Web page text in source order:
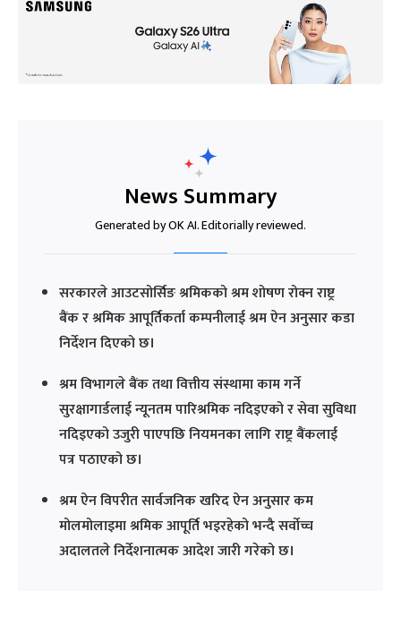
News Summary
Generated by OK AI. Editorially reviewed.
सरकारले आउटसोर्सिङ श्रमिकको श्रम शोषण रोक्न राष्ट्र
बैंक र श्रमिक आपूर्तिकर्ता कम्पनीलाई श्रम ऐन अनुसार कडा
निर्देशन दिएको छ।
श्रम विभागले बैंक तथा वित्तीय संस्थामा काम गर्ने
सुरक्षागार्डलाई न्यूनतम पारिश्रमिक नदिइएको र सेवा सुविधा
नदिइएको उजुरी पाएपछि नियमनका लागि राष्ट्र बैंकलाई
पत्र पठाएको छ।
श्रम ऐन विपरीत सार्वजनिक खरिद ऐन अनुसार कम
मोलमोलाइमा श्रमिक आपूर्ति भइरहेको भन्दै सर्वोच्च
अदालतले निर्देशनात्मक आदेश जारी गरेको छ।